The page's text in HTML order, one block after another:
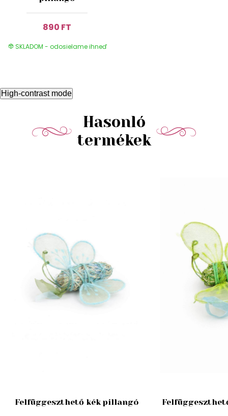
890 FT
SKLADOM - odosielame ihneď
High-contrast mode
Hasonló
termékek
Felfüggeszthető kék pillangó